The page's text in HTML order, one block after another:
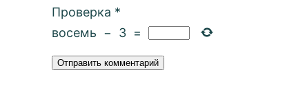
Проверка *
восемь − 3 =